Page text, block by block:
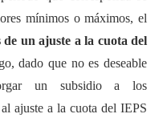
mínimos o máximos, el
de un ajuste a la cuota del
dado que no es deseable
un subsidio a los
ajuste a la cuota del IEPS